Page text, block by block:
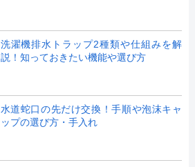
洗濯機排水トラップ2種類や仕組みを解
説！知っておきたい機能や選び方
水道蛇口の先だけ交換！手順や泡沫キャ
ップの選び方・手入れ